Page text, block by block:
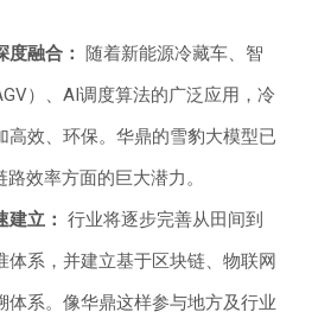
融合：
随着新能源冷藏车、智
）、AI调度算法的广泛应用，冷
高效、环保。华鼎的雪豹大模型已
效率方面的巨大潜力。
立： 行业将逐步完善从田间到
体系，并建立基于区块链、物联网
体系。像华鼎这样参与地方及行业